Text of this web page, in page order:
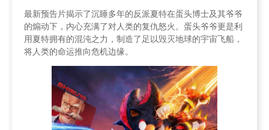
最新预告片揭示了沉睡多年的反派夏特在蛋头博士及其爷爷
的煽动下，内心充满了对人类的复仇怒火。蛋头爷爷更是利
用夏特拥有的混沌之力，制造了足以毁灭地球的宇宙飞船，
将人类的命运推向危机边缘。